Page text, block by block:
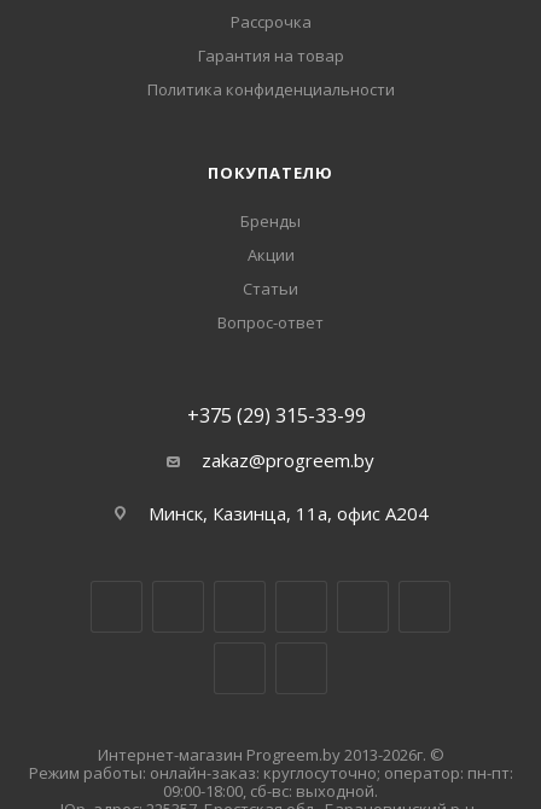
Рассрочка
Гарантия на товар
Политика конфиденциальности
ПОКУПАТЕЛЮ
Бренды
Акции
Статьи
Вопрос-ответ
+375 (29) 315-33-99
zakaz@progreem.by
Минск, Казинца, 11а, офис А204
Интернет-магазин Progreem.by 2013-2026г. ©
Режим работы: онлайн-заказ: круглосуточно; оператор: пн-пт:
09:00-18:00, сб-вс: выходной.